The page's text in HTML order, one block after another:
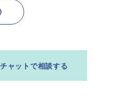
ャットで相談する